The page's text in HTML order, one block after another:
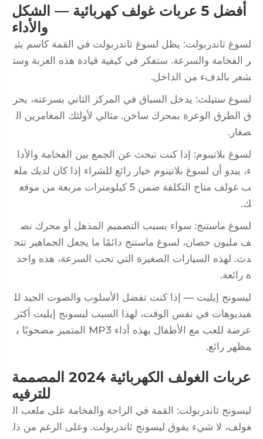
أفضل 5 عربات غولف كهربائية — الشكل
والأداء
لسوغ ثاندربولت: يظل لسوغ ثاندربولت في القمة كاسم يثي
ر الفخامة والسرعة. ستفكر في كيفية قيادة هذه العربة وست
شعر بالدفء من الداخل.
لسوغ ستيلث: يدخل السباق في المركز الثاني بسرعته، يحر
ق الطرق الوعرة بمحرك ساخن. مثالي لأولئك المغامرين ال
صغار.
لسوغ بلاتينوم: إذا كنت تبحث عن الجمع بين الفخامة والأدا
ء، يبدو أن لسوغ بلاتينوم خيار رائع للشراء إذا كان لديك ملع
ب غولف متاح التكلفة ضمن 5 كيلومترات مربعة من موقع
ك.
لسوغ ماستنج: سواء بسبب التصميم المذهل أو محرك نص
ف مليون حصان، لسوغ ماستنج دائمًا ما يجعل الجماهير تتح
دث. لهذه السيارات الصغيرة التي تحب السرعة، هذه واحد
ة رائعة.
ليسونج إيليت — إذا كنت تفضل الأسلوب والصوت الجيد لل
فيديوهات في نفس الوقت، لهذا السبب ليسونج إيليت أكثر
عرضة للعب مع الأطفال بهذه أداء MP3 المتميز مصحوبًا ب
مظهر رائع.
عربات الغولف الكهربائية 2024 المصممة
للترفيه
ليسونج ثاندربولت: القمة في الراحة والفخامة على ملعب ال
غولف، لا شيء يفوق ليسونج ثاندربولت. وعلى الرغم من ذل